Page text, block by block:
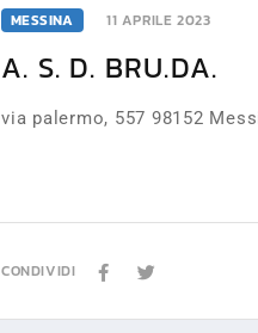
MESSINA 11 APRILE 2023
A. S. D. BRU.DA.
via palermo, 557 98152
CONDIVIDI